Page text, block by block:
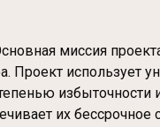
миссия
использует
их бессрочное